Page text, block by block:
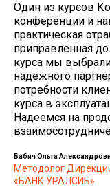
Один из курсов
конференции и
практическая
приправленная
курса мы
надежного
потребности
курса в
Надеемся на
Бабич Ольга
Методолог
«БАНК УРАЛСИБ»